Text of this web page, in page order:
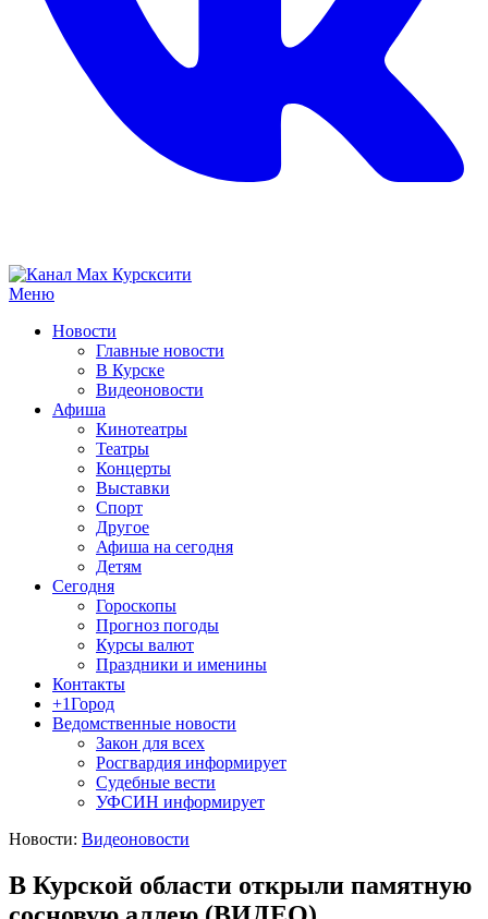
Меню
Новости
Главные новости
В Курске
Видеоновости
Афиша
Кинотеатры
Театры
Концерты
Выставки
Спорт
Другое
Афиша на сегодня
Детям
Сегодня
Гороскопы
Прогноз погоды
Курсы валют
Праздники и именины
Контакты
+1Город
Ведомственные новости
Закон для всех
Росгвардия информирует
Судебные вести
УФСИН информирует
Новости: Видеоновости
В Курской области открыли памятную